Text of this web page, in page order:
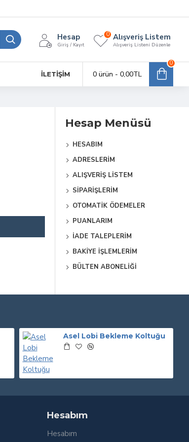
Hesap
Giriş / Kayıt
Alışveriş Listem
Alışveriş Listeni Düzenle
0
İLETIŞIM 0 ürün - 0,00TL
0
Hesap Menüsü
HESABIM
ADRESLERIM
ALIŞVERIŞ LISTEM
SIPARIŞLERIM
OTOMATIK ÖDEMELER
PUANLARIM
İADE TALEPLERIM
BAKIYE İŞLEMLERIM
BÜLTEN ABONELIĞI
Asel Lobi Bekleme Koltuğu
Hesabım
Hesabım